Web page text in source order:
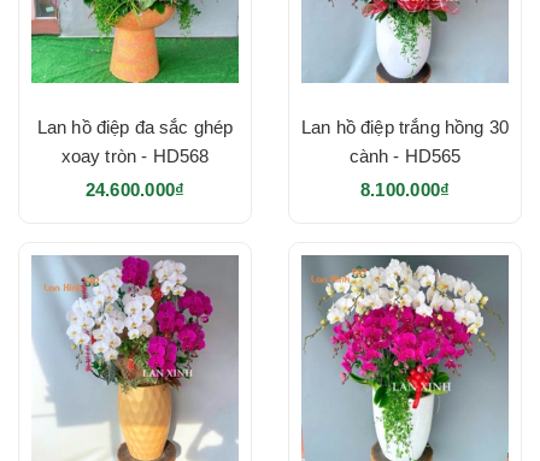
Lan hồ điệp đa sắc ghép
xoay tròn - HD568
24.600.000₫
Lan hồ điệp trắng hồng 30
cành - HD565
8.100.000₫